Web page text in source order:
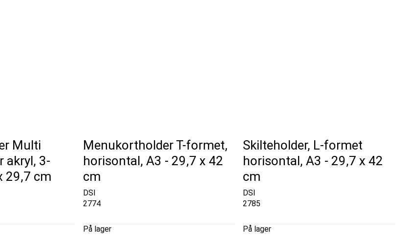
Multi
akryl, 3-
29,7 cm
Menukortholder T-formet,
horisontal, A3 - 29,7 x 42
cm
DSI
2774
På lager
Skilteholder, L-formet
horisontal, A3 - 29,7 x 42
cm
DSI
2785
På lager